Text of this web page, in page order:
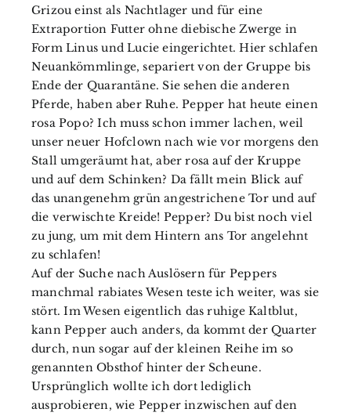
Grizou einst als Nachtlager und für eine
Extraportion Futter ohne diebische Zwerge in
Form Linus und Lucie eingerichtet. Hier schlafen
Neuankömmlinge, separiert von der Gruppe bis
Ende der Quarantäne. Sie sehen die anderen
Pferde, haben aber Ruhe. Pepper hat heute einen
rosa Popo? Ich muss schon immer lachen, weil
unser neuer Hofclown nach wie vor morgens den
Stall umgeräumt hat, aber rosa auf der Kruppe
und auf dem Schinken? Da fällt mein Blick auf
das unangenehm grün angestrichene Tor und auf
die verwischte Kreide! Pepper? Du bist noch viel
zu jung, um mit dem Hintern ans Tor angelehnt
zu schlafen!
Auf der Suche nach Auslösern für Peppers
manchmal rabiates Wesen teste ich weiter, was sie
stört. Im Wesen eigentlich das ruhige Kaltblut,
kann Pepper auch anders, da kommt der Quarter
durch, nun sogar auf der kleinen Reihe im so
genannten Obsthof hinter der Scheune.
Ursprünglich wollte ich dort lediglich
ausprobieren, wie Pepper inzwischen auf den